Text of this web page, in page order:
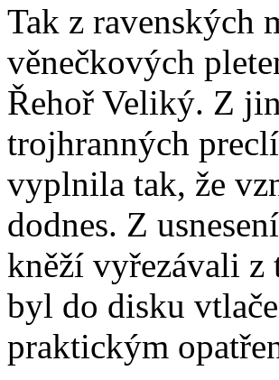
Tak z ravenských
věnečkových
Řehoř Veliký. Z
trojhranných
vyplnila tak, že
dodnes. Z
kněží vyřezávali z
byl do disku
praktickým